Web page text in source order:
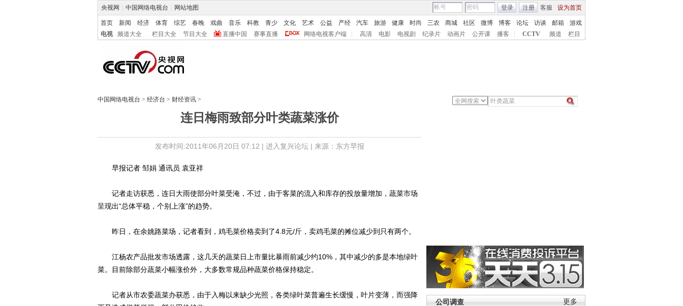
央视网 中国网络电视台 网站地图 客服 设为首页
登录 注册
首页 新闻 经济 体育 综艺 春晚 戏曲 音乐 科教 青少 文化 艺术 公益 产经 汽车 旅游 健康 时尚 三农 商城 社区 微博 博客 论坛 访谈 邮箱
游戏
电视
频道大全 栏目大全 节目大全 直播中国 赛事直播 网络电视客户端 高清 电影 电视剧 纪录片 动画片 公开课 播客 CCTV 频道 栏目
中国网络电视台 > 经济台 > 财经资讯 >
连日梅雨致部分叶类蔬菜涨价
发布时间:2011年06月20日 07:12 | 进入复兴论坛| 来源：东方早报
更多
公司调查
早报记者 邹娟 通讯员 袁亚祥
记者走访获悉，连日大雨使部分叶菜受淹，不过，由于客菜的流入和库存的投放量增加，蔬菜市场
呈现出“总体平稳，个别上涨”的趋势。
昨日，在余姚路菜场，记者看到，鸡毛菜价格卖到了4.8元/斤，卖鸡毛菜的摊位减少到只有两个。
江杨农产品批发市场透露，这几天的蔬菜日上市量比暴雨前减少约10%，其中减少的多是本地绿叶
菜。目前除部分蔬菜小幅涨价外，大多数常规品种蔬菜价格保持稳定。
记者从市农委蔬菜办获悉，由于入梅以来缺少光照，各类绿叶菜普遍生长缓慢，叶片变薄，而强降